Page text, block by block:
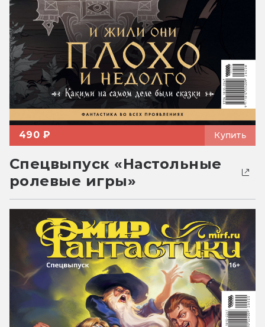
490 ₽ Купить
Спецвыпуск «Настольные
ролевые игры»